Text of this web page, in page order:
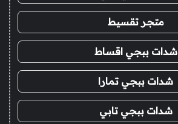
متجر تقسيط
شدات ببجي اقساط
شدات ببجي تمارا
شدات ببجي تابي